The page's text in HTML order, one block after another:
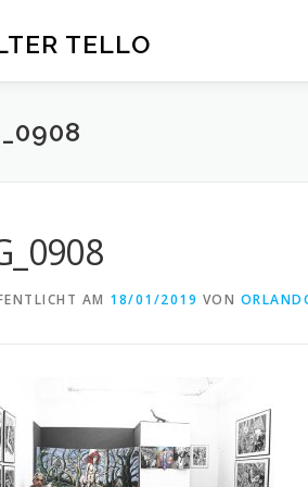
TELLO
AM 18/01/2019 VON